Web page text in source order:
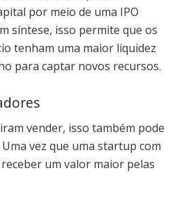
por meio de uma IPO
síntese, isso permite que os
tenham uma maior liquidez
para captar novos recursos.
vender, isso também pode
vez que uma startup com
um valor maior pelas